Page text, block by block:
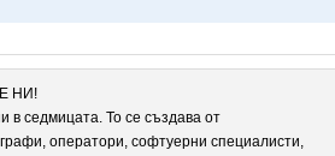
НИ!
в седмицата. То се създава от
оператори, софтуерни специалисти,